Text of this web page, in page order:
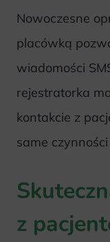
Nowoczesne
placówką
wiadomości
rejestratorka
kontakcie z
same
z